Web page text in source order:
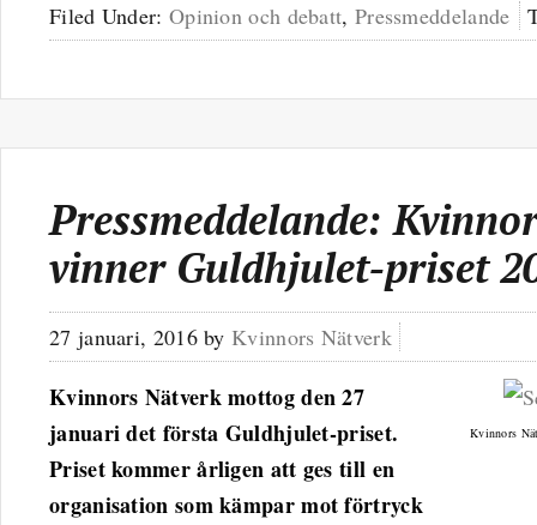
Filed Under: Opinion och debatt, Pressmeddelande
Pressmeddelande:
vinner Guldhjulet-priset
27 januari, 2016by Kvinnors Nätverk
Kvinnors
Kvinnors Nätverk mottog den 27
januari det första Guldhjulet-priset.
Priset kommer årligen att ges till en
organisation som kämpar mot förtryck